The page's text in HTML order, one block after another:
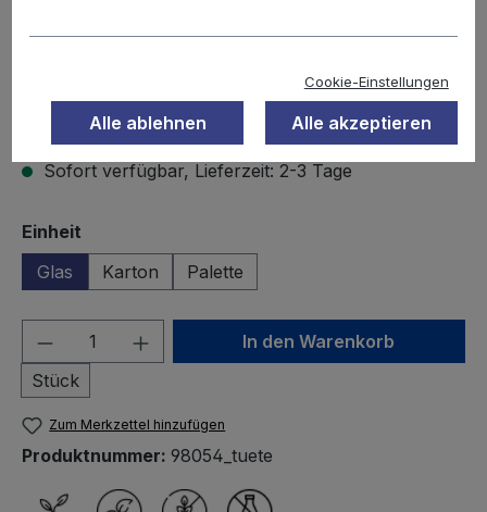
Ab12 2,50 € 9,26 € / 1 kg
Sofort verfügbar, Lieferzeit: 2-3 Tage
Einheit
Glas
Karton Palette
Produkt Anzahl: Gib den
Stück
In den Warenkorb
Zum Merkzettel hinzufügen
Produktnummer: 98054_tuete
Cookie-Einstellungen
Alle ablehnen Alle akzeptieren